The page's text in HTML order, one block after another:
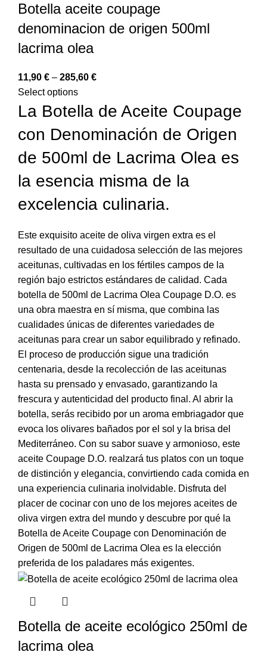
Botella aceite coupage
denominacion de origen 500ml
lacrima olea
11,90 € – 285,60 €
Select options
La Botella de Aceite Coupage
con Denominación de Origen
de 500ml de Lacrima Olea es
la esencia misma de la
excelencia culinaria.
Este exquisito aceite de oliva virgen extra es el
resultado de una cuidadosa selección de las mejores
aceitunas, cultivadas en los fértiles campos de la
región bajo estrictos estándares de calidad. Cada
botella de 500ml de Lacrima Olea Coupage D.O. es
una obra maestra en sí misma, que combina las
cualidades únicas de diferentes variedades de
aceitunas para crear un sabor equilibrado y refinado.
El proceso de producción sigue una tradición
centenaria, desde la recolección de las aceitunas
hasta su prensado y envasado, garantizando la
frescura y autenticidad del producto final. Al abrir la
botella, serás recibido por un aroma embriagador que
evoca los olivares bañados por el sol y la brisa del
Mediterráneo. Con su sabor suave y armonioso, este
aceite Coupage D.O. realzará tus platos con un toque
de distinción y elegancia, convirtiendo cada comida en
una experiencia culinaria inolvidable. Disfruta del
placer de cocinar con uno de los mejores aceites de
oliva virgen extra del mundo y descubre por qué la
Botella de Aceite Coupage con Denominación de
Origen de 500ml de Lacrima Olea es la elección
preferida de los paladares más exigentes.
Botella de aceite ecológico 250ml de
lacrima olea